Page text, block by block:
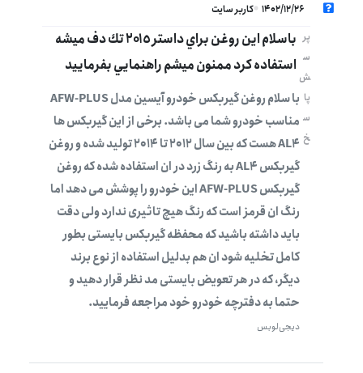
1402/12/26 کاربر سایت
پر
س
ش
باسلام اين روغن براي داستر ٢٠١٥ تك دف ميشه
استفاده كرد ممنون ميشم راهنمايي بفرماييد
پا
س
خ
با سلام روغن گیربکس خودرو آیسین مدل AFW-PLUS
مناسب خودرو شما می باشد. برخی از این گیربکس ها
AL4 هست که بین سال 2012 تا 2014 تولید شده و روغن
گیربکس AL4 به رنگ زرد در ان استفاده شده که روغن
گیربکس AFW-PLUS این خودرو را پوشش می دهد اما
رنگ ان قرمز است که رنگ هیچ تاثیری ندارد ولی دقت
باید داشته باشید که محفظه گیربکس بایستی بطور
کامل تخلیه شود ان هم بدلیل استفاده از نوع برند
دیگر، که در هر تعویض بایستی مد نظر قرار دهید و
حتما به دفترچه خودرو خود مراجعه فرمایید.
دیجی‌لوبس